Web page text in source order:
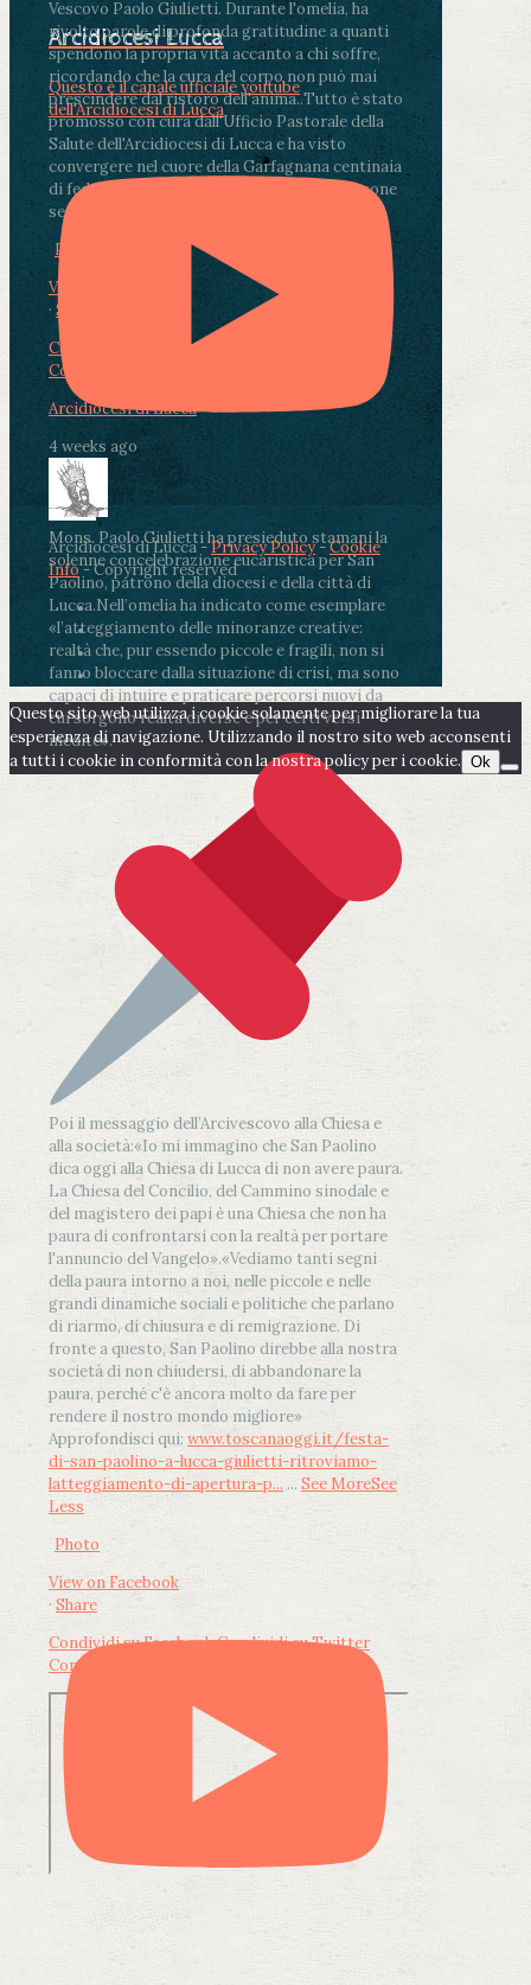
Vescovo Paolo Giulietti. Durante l'omelia, ha
rivolto parole di profonda gratitudine a quanti
spendono la propria vita accanto a chi soffre,
ricordando che la cura del corpo non può mai
prescindere dal ristoro dell'anima..Tutto è stato
promosso con cura dall'Ufficio Pastorale della
Salute dell'Arcidiocesi di Lucca e ha visto
convergere nel cuore della Garfagnana centinaia
di fedeli, operatori sanitari, volontari e persone
segnate dalla malattia.
Photo
View on Facebook
· Share
Condividi su Facebook
Condividi su LinkedIn
Arcidiocesi di Lucca
4 weeks ago
Mons. Paolo Giulietti ha presieduto stamani la
solenne concelebrazione eucaristica per San
Paolino, patrono della diocesi e della città di
Lucca.Nell’omelia ha indicato come esemplare
«l’atteggiamento delle minoranze creative:
realtà che, pur essendo piccole e fragili, non si
fanno bloccare dalla situazione di crisi, ma sono
capaci di intuire e praticare percorsi nuovi da
cui sorgono realtà diverse e per certi versi
inedite».
Poi il messaggio dell’Arcivescovo alla Chiesa e
alla società:«Io mi immagino che San Paolino
dica oggi alla Chiesa di Lucca di non avere paura.
La Chiesa del Concilio, del Cammino sinodale e
del magistero dei papi è una Chiesa che non ha
paura di confrontarsi con la realtà per portare
l'annuncio del Vangelo».«Vediamo tanti segni
della paura intorno a noi, nelle piccole e nelle
grandi dinamiche sociali e politiche che parlano
di riarmo, di chiusura e di remigrazione. Di
fronte a questo, San Paolino direbbe alla nostra
società di non chiudersi, di abbandonare la
paura, perché c'è ancora molto da fare per
rendere il nostro mondo migliore»
Approfondisci qui: www.toscanaoggi.it/festa-
di-san-paolino-a-lucca-giulietti-ritroviamo-
latteggiamento-di-apertura-p... ... See MoreSee
Less
Photo
View on Facebook
· Share
Condividi su FacebookCondividi su Twitter
Condividi su LinkedIn
Arcidiocesi Lucca
Questo è il canale ufficiale youtube
dell'Arcidiocesi di Lucca
Arcidiocesi di Lucca -Privacy Policy-Cookie
Info- Copyright reserved
Questo sito web utilizza i cookie solamente per migliorare la tua
esperienza di navigazione. Utilizzando il nostro sito web acconsenti
a tutti i cookie in conformità con la nostra policy per i cookie. Ok